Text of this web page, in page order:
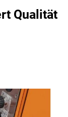
Qualität